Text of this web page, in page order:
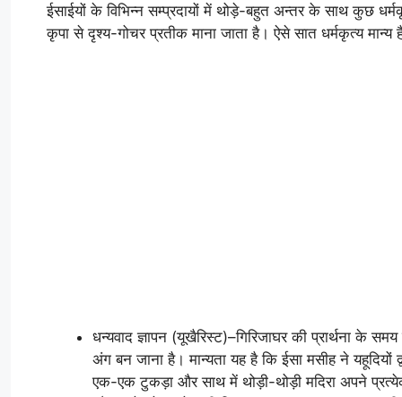
ईसाईयों के विभिन्न सम्प्रदायों में थोड़े-बहुत अन्तर के साथ कुछ
कृपा से दृश्य-गोचर प्रतीक माना जाता है। ऐसे सात धर्मकृत्य
धन्यवाद ज्ञापन (यूखैरिस्ट)–गिरिजाघर की प्रार्थना के
अंग बन जाना है। मान्यता यह है कि ईसा मसीह ने यहूदियों
एक-एक टुकड़ा और साथ में थोड़ी-थोड़ी मदिरा अपने